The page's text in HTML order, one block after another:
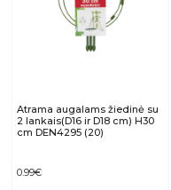
Atrama augalams žiedinė su
2 lankais(D16 ir D18 cm) H30
cm DEN4295 (20)
0.99€